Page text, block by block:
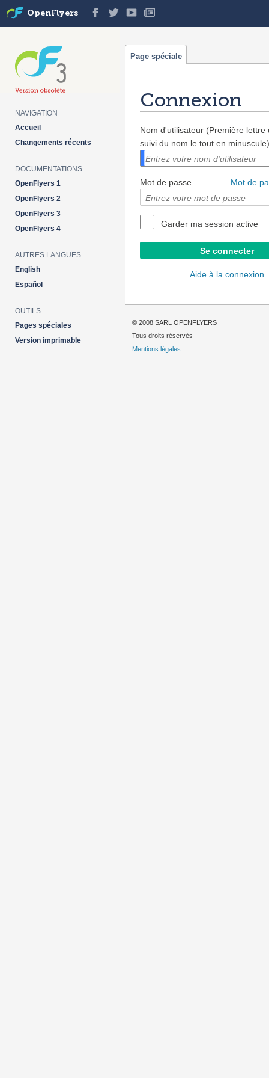
Connexion
Nom d'utilisateur (Première lettre
suivi du nom le tout en minuscule)
Mot de passe Mot de
Garder ma session active
Aide à la connexion
Page spéciale
OpenFlyers
NAVIGATION
Accueil
Changements récents
DOCUMENTATIONS
OpenFlyers 1
OpenFlyers 2
OpenFlyers 3
OpenFlyers 4
AUTRES LANGUES
English
Español
OUTILS
Pages spéciales
Version imprimable
© 2008 SARL OPENFLYERS
Tous droits réservés
Mentions légales